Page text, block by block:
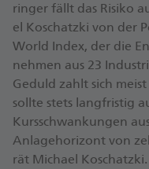
rin­ger fällt das Ri­si­ko
el Ko­schatz­ki von der
World Index, der die
neh­men aus 23
Ge­duld zahlt sich
soll­te stets lang­fris­tig
Kurs­schwan­kun­gen
An­la­ge­ho­ri­zont von
rät Mi­cha­el Ko­schatz­ki.